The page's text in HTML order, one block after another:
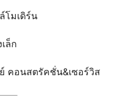
คอนสตรัคชั่น&เซอร์วิส